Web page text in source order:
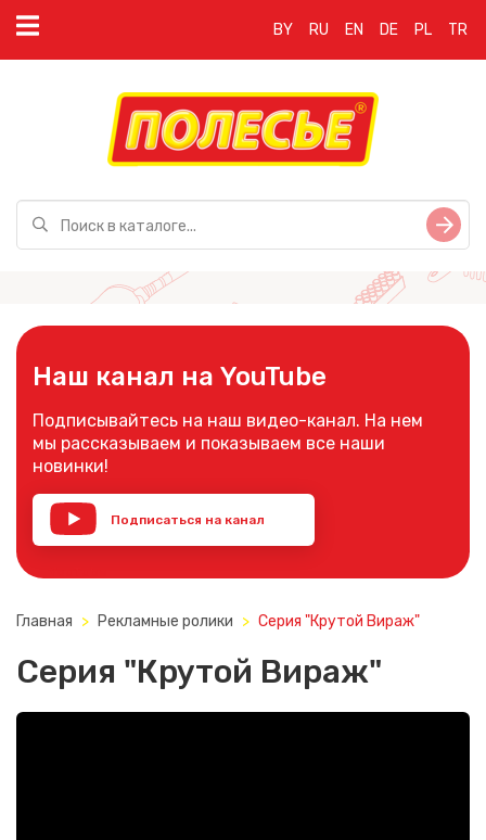
BY RU EN DE PL TR
Наш канал на YouTube
Подписывайтесь на наш видео-канал. На нем
мы рассказываем и показываем все наши
новинки!
Подписаться на канал
Главная Рекламные ролики Серия "Крутой Вираж"
Серия "Крутой Вираж"